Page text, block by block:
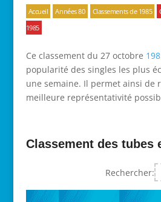
Accueil Années 80 Classements de 1985
1985
Ce classement du 27 octobre
popularité des singles les plus
une semaine. Il permet ainsi de
meilleure représentativité
Classement des tubes
Rechercher: